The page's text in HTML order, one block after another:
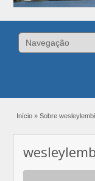
Início » Sobre wesleylembi